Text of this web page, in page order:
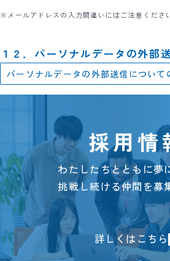
※メールアドレスの入力間違いにはご注意くださ
１２．パーソナルデータの外部
パーソナルデータの外部送信について
採用情
わたしたちとともに夢
挑戦し続ける仲間を募
詳しくはこちら